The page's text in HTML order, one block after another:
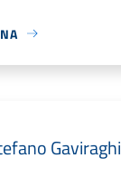
Gaviraghi